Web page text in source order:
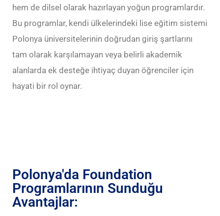
hem de dilsel olarak hazırlayan yoğun programlardır.
Bu programlar, kendi ülkelerindeki lise eğitim sistemi
Polonya üniversitelerinin doğrudan giriş şartlarını
tam olarak karşılamayan veya belirli akademik
alanlarda ek desteğe ihtiyaç duyan öğrenciler için
hayati bir rol oynar.
Polonya'da Foundation
Programlarının Sunduğu
Avantajlar: